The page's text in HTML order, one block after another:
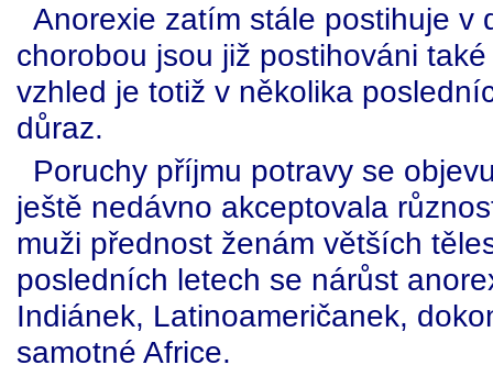
Anorexie zatím stále postihuje v
chorobou jsou již postihováni
vzhled je totiž v několika
důraz.
Poruchy příjmu potravy se
ještě nedávno akceptovala
muži přednost ženám větších
posledních letech se nárůst
Indiánek, Latinoameričanek,
samotné Africe.